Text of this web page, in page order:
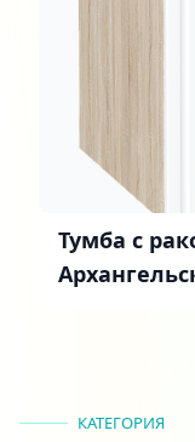
Тумба с
КАТЕГОРИЯ